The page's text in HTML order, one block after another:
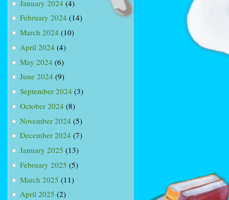
January 2024 (4)
February 2024 (14)
March 2024 (10)
April 2024 (4)
May 2024 (6)
June 2024 (9)
September 2024 (3)
October 2024 (8)
November 2024 (5)
December 2024 (7)
January 2025 (13)
February 2025 (5)
March 2025 (11)
April 2025 (2)